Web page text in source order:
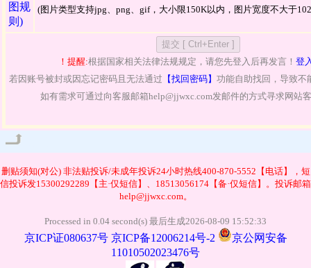
图规
则)
(图片类型支持jpg、png、gif，大小限150K以内，图片宽度不大于
！提醒:根据国家相关法律法规规定，请您先登入后再发言！ 登
若因账号被封或因忘记密码且无法通过 【找回密码】 功能自助找回，导致不
如有需求可通过向客服邮箱help@jjwxc.com发邮件的方式寻求网站
删贴须知(对公)非法贴投诉/未成年投诉24小时热线400-870-5552【电话】，短
信投诉发15300292289【主·仅短信】、18513056174【备·仅短信】。投诉邮箱
help@jjwxc.com。
Processed in 0.04 second(s) 最后生成2026-08-09 15:52:33
京ICP证080637号 京ICP备12006214号-2
京公网安备
11010502023476号